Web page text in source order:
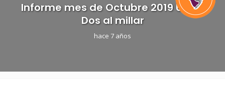
Informe mes de Octubre 2019 Uno y
Dos al millar
hace 7 años